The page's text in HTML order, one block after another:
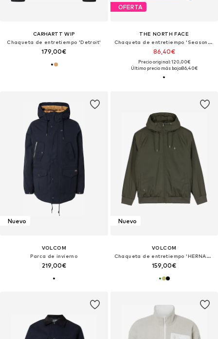
CARHARTT WIP
Chaqueta de entretiempo 'Detroit'
179,00€
OFERTA
THE NORTH FACE
Chaqueta de entretiempo 'Seasonal Mountain'
86,40€
Precio original: 120,00€
Último precio más bajo:86,40€
Nuevo
VOLCOM
Parca de invierno
219,00€
Nuevo
VOLCOM
Chaqueta de entretiempo 'HERNAN 10K'
159,00€